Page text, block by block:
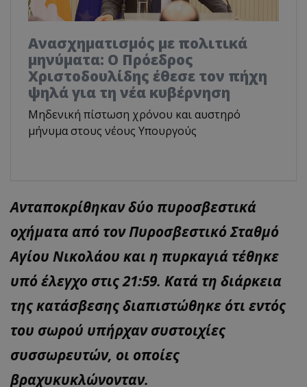
Ανασχηματισμός με πολιτικά
μηνύματα: Ο Πρόεδρος
Χριστοδουλίδης έθεσε τον πήχη
ψηλά για τη νέα κυβέρνηση
Μηδενική πίστωση χρόνου και αυστηρό
μήνυμα στους νέους Υπουργούς
Ανταποκρίθηκαν δύο πυροσβεστικά
οχήματα από τον Πυροσβεστικό Σταθμό
Αγίου Νικολάου και η πυρκαγιά τέθηκε
υπό έλεγχο στις 21:59. Κατά τη διάρκεια
της κατάσβεσης διαπιστώθηκε ότι εντός
του σωρού υπήρχαν συστοιχίες
συσσωρευτών, οι οποίες
βραχυκυκλώνονταν.